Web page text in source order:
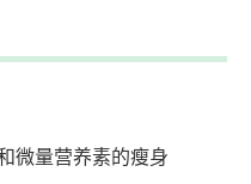
微量营养素的瘦身